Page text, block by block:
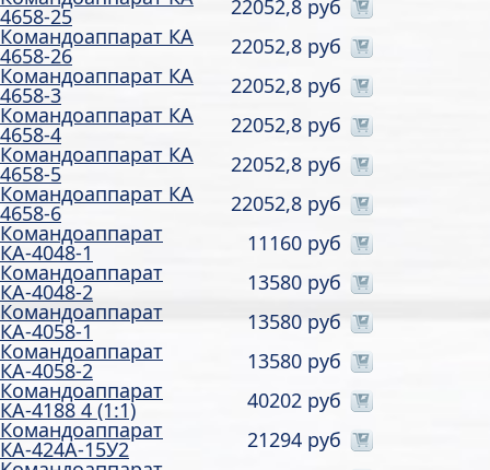
4658-25
22052,8 руб
Командоаппарат КА
4658-26
22052,8 руб
Командоаппарат КА
4658-3
22052,8 руб
Командоаппарат КА
4658-4
22052,8 руб
Командоаппарат КА
4658-5
22052,8 руб
Командоаппарат КА
4658-6
22052,8 руб
Командоаппарат
КА-4048-1
11160 руб
Командоаппарат
КА-4048-2
13580 руб
Командоаппарат
КА-4058-1
13580 руб
Командоаппарат
КА-4058-2
13580 руб
Командоаппарат
КА-4188 4 (1:1)
40202 руб
Командоаппарат
КА-424А-15У2
21294 руб